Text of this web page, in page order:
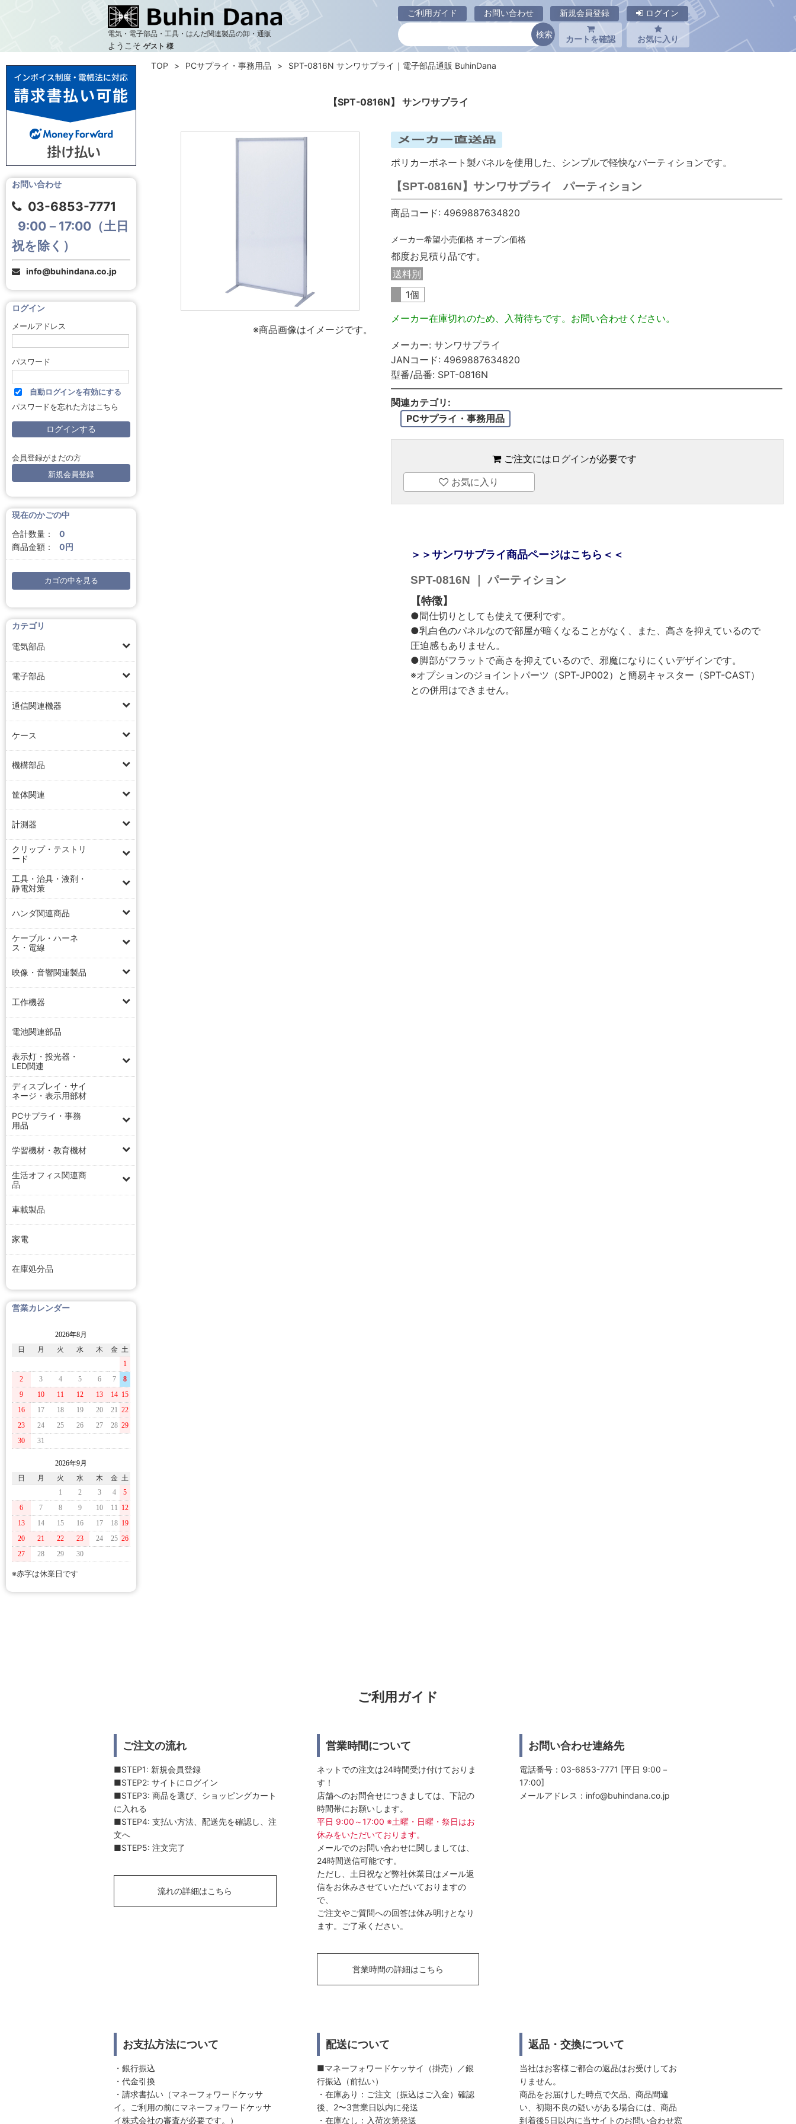
電気・電子部品・工具・はんだ関連製品の卸・通販
ようこそ ゲスト 様
ご利用ガイド お問い合わせ 新規会員登録 ログイン
カートを確認 お気に入り
【SPT-0816N】 サンワサプライ
お問い合わせ
03-6853-7771
9:00－17:00（土日
祝を除く）
info@buhindana.co.jp
ログイン
メールアドレス
パスワード
自動ログインを有効にする
パスワードを忘れた方はこちら
会員登録がまだの方
新規会員登録
現在のかごの中
合計数量：
0
商品金額：
0円
カゴの中を見る
カテゴリ
電気部品
電子部品
通信関連機器
ケース
機構部品
筐体関連
計測器
クリップ・テストリ
ード
工具・治具・液剤・
静電対策
ハンダ関連商品
ケーブル・ハーネ
ス・電線
映像・音響関連製品
工作機器
電池関連部品
表示灯・投光器・
LED関連
ディスプレイ・サイ
ネージ・表示用部材
PCサプライ・事務
用品
学習機材・教育機材
生活オフィス関連商
品
車載製品
家電
在庫処分品
営業カレンダー
2026年8月
日
月 火 水 木 金 土
1
2
3 4 5 6 7
8
9
10 11 12 13 14 15
16
17 18 19 20 21 22
23
24 25 26 27 28 29
30
31
2026年9月
日
月 火 水 木 金 土
1
2 3 4
5
6
7 8 9 10 11 12
13
14 15 16 17 18 19
20
21 22 23 24 25 26
27
28 29 30
※赤字は休業日です
TOP PCサプライ・事務用品 SPT-0816N サンワサプライ｜電子部品通販 BuhinDana
※商品画像はイメージです。
ポリカーボネート製パネルを使用した、シンプルで軽快なパーティションです。
【SPT-0816N】サンワサプライ パーティション
商品コード: 4969887634820
メーカー希望小売価格 オープン価格
都度お見積り品です。
送料別
1個
メーカー在庫切れのため、入荷待ちです。お問い合わせください。
メーカー: サンワサプライ
JANコード: 4969887634820
型番/品番: SPT-0816N
関連カテゴリ:
PCサプライ・事務用品
ご注文には ログインが必要です
お気に入り
＞＞サンワサプライ商品ページはこちら＜＜
SPT-0816N ｜ パーティション
【特徴】
●間仕切りとしても使えて便利です。
●乳白色のパネルなので部屋が暗くなることがなく、また、高さを抑えているので
圧迫感もありません。
●脚部がフラットで高さを抑えているので、邪魔になりにくいデザインです。
※オプションのジョイントパーツ（SPT-JP002）と簡易キャスター（SPT-CAST）
との併用はできません。
ご利用ガイド
ご注文の流れ
■STEP1: 新規会員登録
■STEP2: サイトにログイン
■STEP3: 商品を選び、ショッピングカート
に入れる
■STEP4: 支払い方法、配送先を確認し、注
文へ
■STEP5: 注文完了
流れの詳細はこちら
営業時間について
ネットでの注文は24時間受け付けておりま
す！
店舗へのお問合せにつきましては、下記の
時間帯にお願いします。
平日 9:00～17:00 ※土曜・日曜・祭日はお
休みをいただいております。
メールでのお問い合わせに関しましては、
24時間送信可能です。
ただし、土日祝など弊社休業日はメール返
信をお休みさせていただいておりますの
で、
ご注文やご質問への回答は休み明けとなり
ます。ご了承ください。
営業時間の詳細はこちら
お問い合わせ連絡先
電話番号：03-6853-7771 [平日 9:00－
17:00]
メールアドレス： info@buhindana.co.jp
お支払方法について
・銀行振込
・代金引換
・請求書払い（マネーフォワードケッサ
イ。ご利用の前にマネーフォワードケッサ
イ株式会社の審査が必要です。）
配送について
■マネーフォワードケッサイ（掛売）／銀
行振込（前払い）
・在庫あり：ご注文（振込はご入金）確認
後、2〜3営業日以内に発送
・在庫なし：入荷次第発送
返品・交換について
当社はお客様ご都合の返品はお受けしてお
りません。
商品をお届けした時点で欠品、商品間違
い、初期不良の疑いがある場合には、商品
到着後5日以内に当サイトのお問い合わせ窓